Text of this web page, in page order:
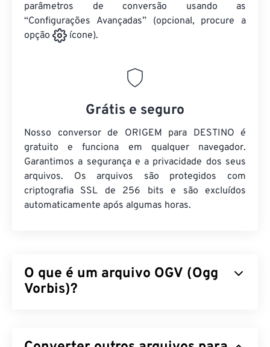
parâmetros de conversão usando as
“Configurações Avançadas” (opcional, procure a
opção
ícone).
Grátis e seguro
Nosso conversor de ORIGEM para DESTINO é
gratuito e funciona em qualquer navegador.
Garantimos a segurança e a privacidade dos seus
arquivos. Os arquivos são protegidos com
criptografia SSL de 256 bits e são excluídos
automaticamente após algumas horas.
O que é um arquivo OGV (Ogg
Vorbis)?